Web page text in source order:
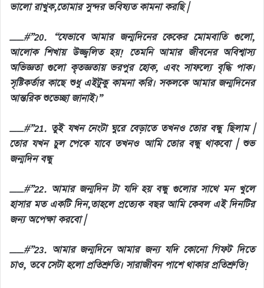
ভালো রাখুক,তোমার সুন্দর ভবিষ্যত কামনা করছি |
__#”20. “যেভাবে আমার জন্মদিনের কেকের মোমবাতি গুলো,
আলোক শিখায় উজ্জ্বলিত হয়! তেমনি আমার জীবনের অবিশ্বাস্য
অভিজ্ঞতা গুলো কৃতজ্ঞতায় ভরপুর হোক, এবং সাফল্যে বৃদ্ধি পাক।
সৃষ্টিকর্তার কাছে শুধু এইটুকু কামনা করি। সকলকে আমার জন্মদিনের
আন্তরিক শুভেচ্ছা জানাই।”
__#”21. তুই যখন নেংটা ঘুরে বেড়াতে তখনও তোর বন্ধু ছিলাম |
তোর যখন চুল পেকে যাবে তখনও আমি তোর বন্ধু থাকবো | শুভ
জন্মদিন বন্ধু
__#”22. আমার জন্মদিন টা যদি হয় বন্ধু গুলোর সাথে মন খুলে
হাসার মত একটি দিন,তাহলে প্রত্যেক বছর আমি কেবল এই দিনটির
জন্য অপেক্ষা করবো |
__#”23. আমার জন্মদিনে আমার জন্য যদি কোনো গিফট দিতে
চাও, তবে সেটা হলো প্রতিশ্রুতি। সারাজীবন পাশে থাকার প্রতিশ্রুতি!